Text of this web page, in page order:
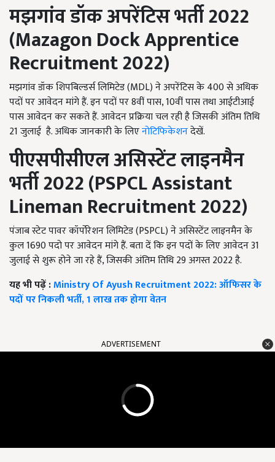
मझगांव डॉक अपरेंटिस भर्ती 2022
(Mazagon Dock Apprentice
Recruitment 2022)
मझगांव डॉक शिपबिल्डर्स लिमिटेड (MDL) ने अपरेंटिस के 400 से अधिक
पदों पर आवेदन मांगे हैं. इन पदों पर 8वीं पास, 10वीं पास तथा आईटीआई
पास आवेदन कर सकते हैं. आवेदन प्रक्रिया चल रही है जिसकी अंतिम तिथि
21 जुलाई है. अधिक जानकारी के लिएनोटिफिकेशनदेखें.
पीएसपीसीएल असिस्टेंट लाइनमैन
भर्ती 2022 (PSPCL Assistant
Lineman Recruitment 2022)
पंजाब स्टेट पावर कॉर्पोरेशन लिमिटेड (PSPCL) ने असिस्टेंट लाइनमैन के
कुल 1690 पदो पर आवेदन मांगे हैं. बता दें कि इन पदों के लिए आवेदन 31
जुलाई से शुरू होने जा रहे हैं, जिसकी अंतिम तिथि 29 अगस्त 2022 है.
यह भी पढ़ें :Ministry Of Ayush Recruitment 2022: ऑफिसर के
पदों पर निकली भर्ती, 1 लाख तक होगा वेतन
ADVERTISEMENT